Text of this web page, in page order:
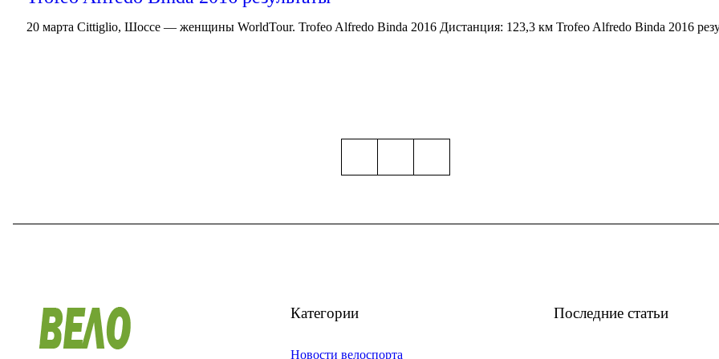
20 марта Cittiglio, Шоссе — женщины WorldTour. Trofeo Alfredo Binda 2016 Дистанция: 123,3 км Trofeo Alfredo Binda 2016
Категории
Новости велоспорта
Последние статьи